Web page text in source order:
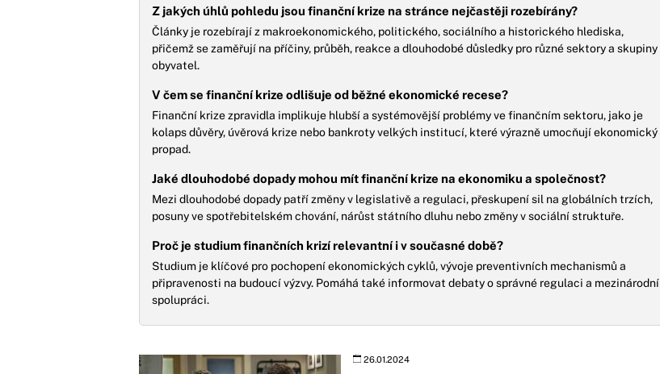
Z jakých úhlů pohledu jsou finanční krize na stránce nejčastěji rozebírány?
Články je rozebírají z makroekonomického, politického, sociálního a historického hlediska,
přičemž se zaměřují na příčiny, průběh, reakce a dlouhodobé důsledky pro různé sektory a skupiny
obyvatel.
V čem se finanční krize odlišuje od běžné ekonomické recese?
Finanční krize zpravidla implikuje hlubší a systémovější problémy ve finančním sektoru, jako je
kolaps důvěry, úvěrová krize nebo bankroty velkých institucí, které výrazně umocňují ekonomický
propad.
Jaké dlouhodobé dopady mohou mít finanční krize na ekonomiku a společnost?
Mezi dlouhodobé dopady patří změny v legislativě a regulaci, přeskupení sil na globálních trzích,
posuny ve spotřebitelském chování, nárůst státního dluhu nebo změny v sociální struktuře.
Proč je studium finančních krizí relevantní i v současné době?
Studium je klíčové pro pochopení ekonomických cyklů, vývoje preventivních mechanismů a
připravenosti na budoucí výzvy. Pomáhá také informovat debaty o správné regulaci a mezinárodní
spolupráci.
26.01.2024